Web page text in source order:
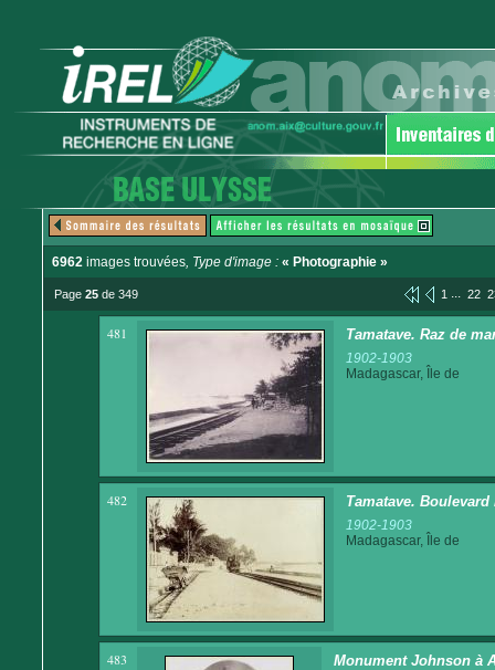
6962 images trouvées, Type d'image : « Photographie »
Page 25 de 349 1 ... 22
481 Tamatave. Raz de
1902-1903
Madagascar, Île de
482 Tamatave.
1902-1903
Madagascar, Île de
483 Monument Johnson à